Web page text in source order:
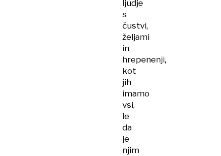
ljudje
s
čustvi,
željami
in
hrepenenji,
kot
jih
imamo
vsi,
le
da
je
njim